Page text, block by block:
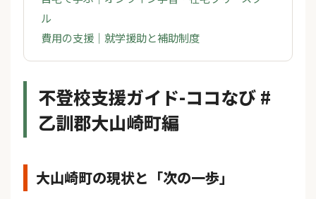
ル
費用の支援｜就学援助と補助制度
不登校支援ガイド-ココなび #
乙訓郡大山崎町編
大山崎町の現状と「次の一歩」